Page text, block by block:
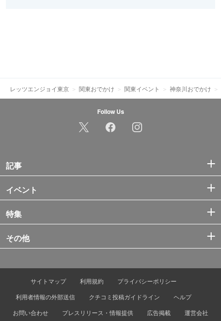
レッツエンジョイ東京 関東おでかけ 関東イベント 神奈川おでかけ
Follow Us
記事
イベント
特集
その他
サイトマップ 利用規約
プライバシーポリシー
利用者情報の外部送信
クチコミ投稿ガイドライン
ヘルプ
お問い合わせ
プレスリリース・情報提供 広告掲載 運営会社